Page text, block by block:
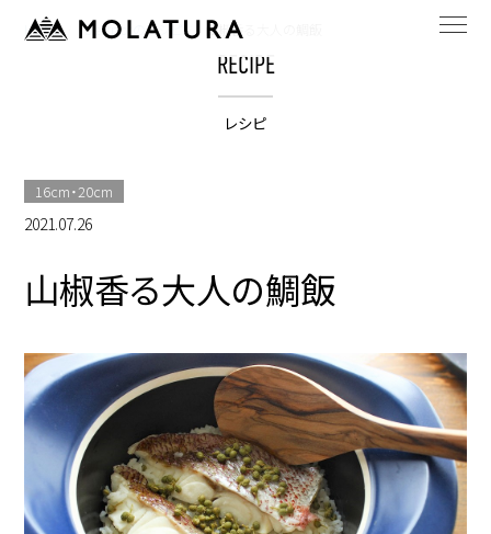
HOME bestpotのレシピ 山椒香る大人の鯛飯
RECIPE
レシピ
16cm・20cm
2021.07.26
山椒香る大人の鯛飯